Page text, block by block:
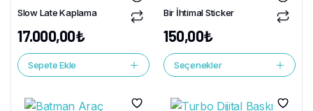
Slow Late Kaplama
17.000,00₺
Sepete Ekle
Bir İhtimal Sticker
150,00₺
Seçenekler